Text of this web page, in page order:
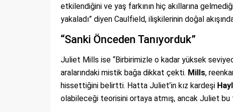
etkilendiğini ve yaş farkının hiç akıllarına
yakaladı” diyen Caulfield, ilişkilerinin doğal
“Sanki Önceden Tanıyorduk”
Juliet Mills ise “Birbirimizle o kadar yüksek
aralarındaki mistik bağa dikkat çekti. Mills,
hissettiğini belirtti. Hatta Juliet’in kız kardeşi
olabileceği teorisini ortaya atmış, ancak Juliet bu